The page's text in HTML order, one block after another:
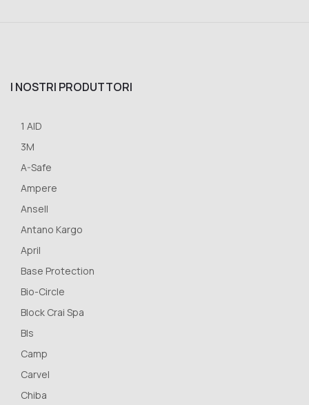
I NOSTRI PRODUTTORI
1 AID
3M
A-Safe
Ampere
Ansell
Antano Kargo
April
Base Protection
Bio-Circle
Block Crai Spa
Bls
Camp
Carvel
Chiba